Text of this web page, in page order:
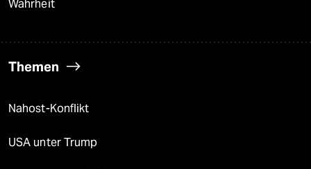
Wahrheit
Themen
Nahost-Konflikt
USA unter Trump